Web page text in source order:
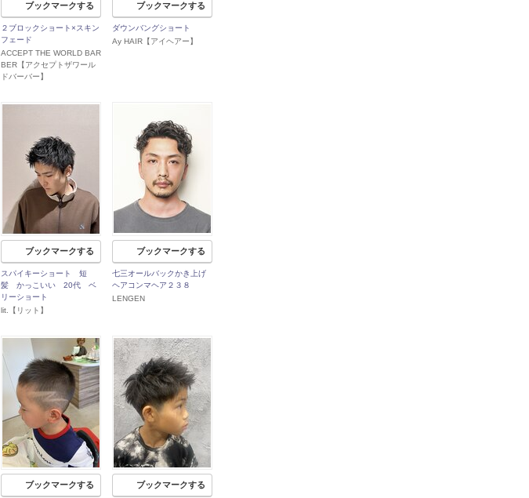
ブックマークする
２ブロックショート×スキン
フェード
ACCEPT THE WORLD BAR
BER【アクセプトザワール
ドバーバー】
ブックマークする
ダウンバングショート
Ay HAIR【アイヘアー】
ブックマークする
スパイキーショート 短
髪 かっこいい 20代 ベ
リーショート
lit.【リット】
ブックマークする
七三オールバックかき上げ
ヘアコンマヘア２３８
LENGEN
ブックマークする ブックマークする